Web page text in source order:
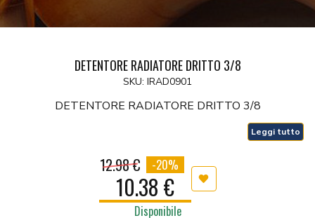
DETENTORE RADIATORE DRITTO 3/8
SKU: IRAD0901
DETENTORE RADIATORE DRITTO 3/8
Leggi tutto
12.98 € -20%
10.38 € Aggiungi ai preferiti
Disponibile